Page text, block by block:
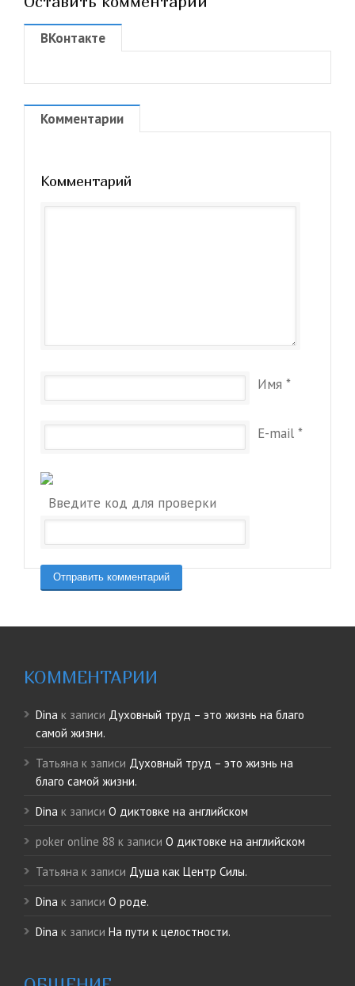
ВКонтакте
Комментарии
Комментарий
Имя *
E-mail *
Введите код для проверки
КОММЕНТАРИИ
Dina к записи Духовный труд – это жизнь на благо
самой жизни.
Татьяна к записи Духовный труд – это жизнь на
благо самой жизни.
Dina к записи О диктовке на английском
poker online 88 к записи О диктовке на английском
Татьяна к записи Душа как Центр Силы.
Dina к записи О роде.
Dina к записи На пути к целостности.